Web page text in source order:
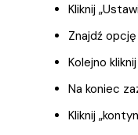
Kliknij
Znajdź
Kolejno
Na koniec
Kliknij